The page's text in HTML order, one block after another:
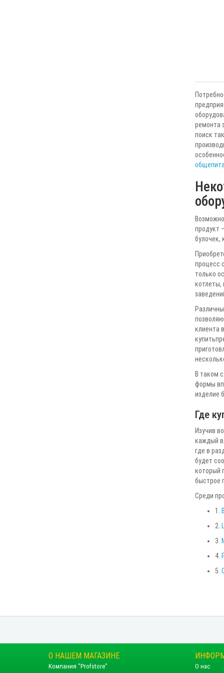
ремонта
поиск
продукт
булочек,
процесс
только
котлеты,
клиента
В таком
формы
изделие
Где
Изучив
каждый
где в
будет
который
быстрое
Среди
1.
2.
3.
4.
5.
О НАШЕМ МАГАЗИНЕ
Компания "Profstore"
О нас